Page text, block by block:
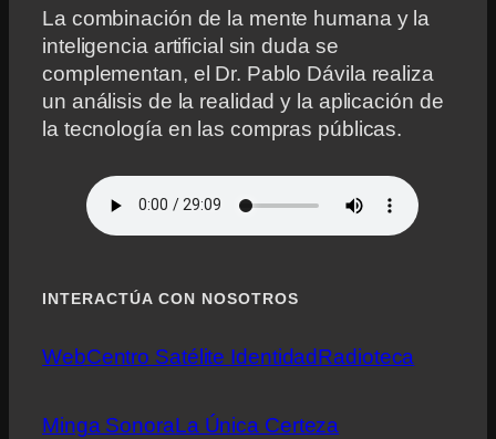
La combinación de la mente humana y la
inteligencia artificial sin duda se
complementan, el Dr. Pablo Dávila realiza
un análisis de la realidad y la aplicación de
la tecnología en las compras públicas.
INTERACTÚA CON NOSOTROS
WebCentro Satélite IdentidadRadioteca
Minga SonoraLa Única Certeza